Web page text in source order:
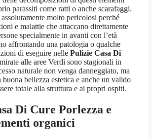
parassiti come ratti o anche scarafaggi.
molto pericolosi perché
e malattie che attaccano direttamente
specialmente in avanti con l’età
affrontando una patologia o qualche
di eseguire nelle Pulizie Casa Di
mirate alle aree Verdi sono stagionali in
naturale non venga danneggiato, ma
buona bellezza estetica e anche un valido
totale alla struttura e ai propri ospiti.
Di Cure Porlezza e
organici